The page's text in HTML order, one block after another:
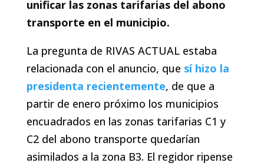
unificar las zonas tarifarias del abono
transporte en el municipio.
La pregunta de RIVAS ACTUAL estaba
relacionada con el anuncio, que sí hizo la
presidenta recientemente, de que a
partir de enero próximo los municipios
encuadrados en las zonas tarifarias C1 y
C2 del abono transporte quedarían
asimilados a la zona B3. El regidor ripense